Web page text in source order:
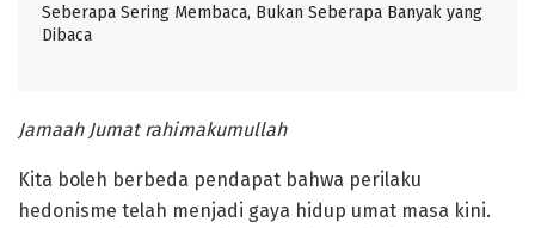
Seberapa Sering Membaca, Bukan Seberapa Banyak yang
Dibaca
Jamaah Jumat rahimakumullah
Kita boleh berbeda pendapat bahwa perilaku
hedonisme telah menjadi gaya hidup umat masa kini.